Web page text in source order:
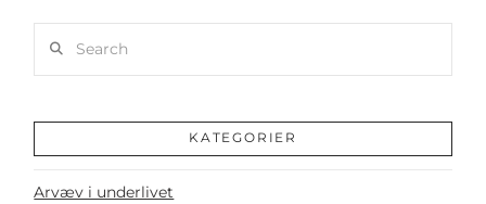
KATEGORIER
Arvæv i underlivet